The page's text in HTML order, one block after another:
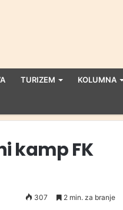
TURIZEM KOLUMNA
kamp FK
307 2 min. za branje